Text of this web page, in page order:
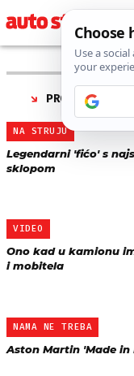
PRONAĐENO 3
NA STRUJU
Legendarni 'fićo' s
sklopom
VIDEO
Ono kad u kamionu
i mobitela
NAMA NE TREBA
Aston Martin 'Made in